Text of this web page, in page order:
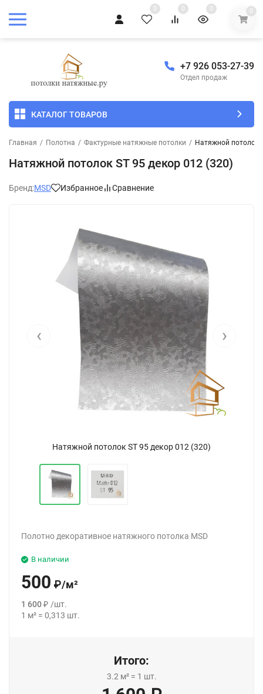
0 0 0 0
+7 926 053-27-39
Отдел продаж
КАТАЛОГ ТОВАРОВ
Главная / Полотна / Фактурные натяжные потолки / Натяжной потолок
Натяжной потолок SТ 95 декор 012 (320)
Бренд:MSD Избранное Сравнение
Натяжной потолок SТ 95 декор 012 (320)
‹ ›
Полотно декоративное натяжного потолка MSD
В наличии
500 ₽/м²
1 600₽ /шт.
1 м² = 0,313 шт.
Итого:
3.2 м²= 1 шт.